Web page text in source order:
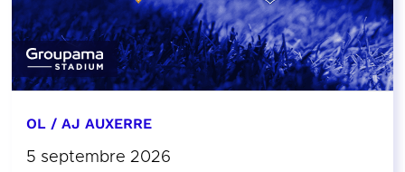
OL / AJ AUXERRE
5 septembre 2026